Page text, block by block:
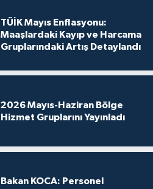
TÜİK Mayıs Enflasyonu:
Maaşlardaki Kayıp ve Harcama
Gruplarındaki Artış Detaylandı
2026 Mayıs-Haziran Bölge
Hizmet Gruplarını Yayınladı
Bakan KOCA: Personel